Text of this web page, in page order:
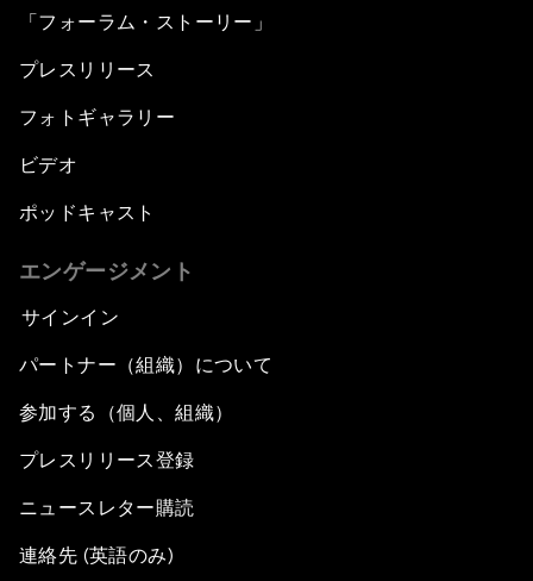
「フォーラム・ストーリー」
プレスリリース
フォトギャラリー
ビデオ
ポッドキャスト
エンゲージメント
サインイン
パートナー（組織）について
参加する（個人、組織）
プレスリリース登録
ニュースレター購読
連絡先 (英語のみ)